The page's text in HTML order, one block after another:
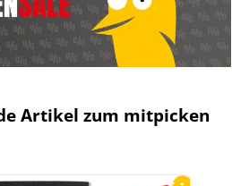
Artikel zum mitpicken